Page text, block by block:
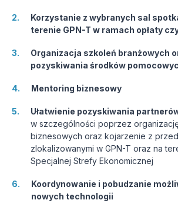
2.
Korzystanie z wybranych sal
terenie GPN-T w ramach opłaty
3.
Organizacja szkoleń branżowych
pozyskiwania środków
4. Mentoring biznesowy
5. Ułatwienie pozyskiwania
w szczególności poprzez
biznesowych oraz kojarzenie z
zlokalizowanymi w GPN-T oraz na
Specjalnej Strefy Ekonomicznej
6.
Koordynowanie i pobudzanie
nowych technologii